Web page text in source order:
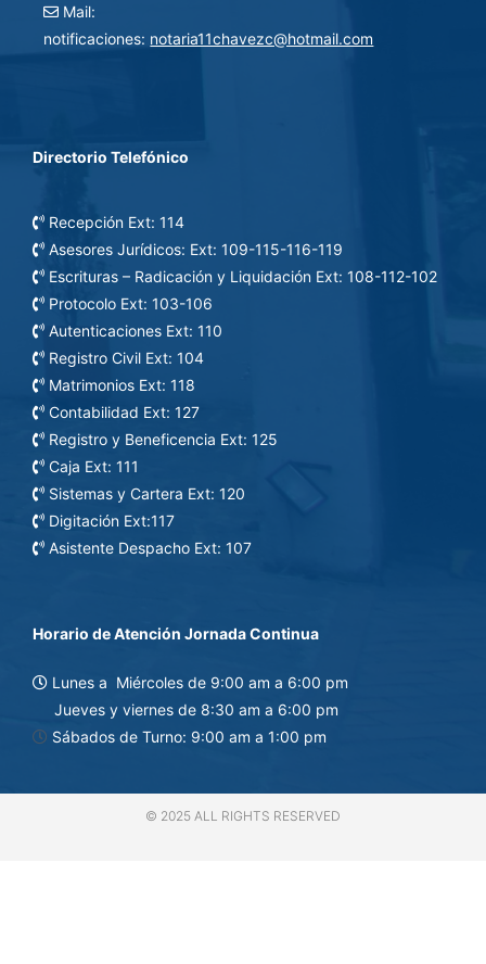
Mail:
notificaciones: notaria11chavezc@hotmail.com
Directorio Telefónico
Recepción Ext: 114
Asesores Jurídicos: Ext: 109-115-116-119
Escrituras – Radicación y Liquidación Ext: 108-112-102
Protocolo Ext: 103-106
Autenticaciones Ext: 110
Registro Civil Ext: 104
Matrimonios Ext: 118
Contabilidad Ext: 127
Registro y Beneficencia Ext: 125
Caja Ext: 111
Sistemas y Cartera Ext: 120
Digitación Ext:117
Asistente Despacho Ext: 107
Horario de Atención Jornada Continua
Lunes a Miércoles de 9:00 am a 6:00 pm
Jueves y viernes de 8:30 am a 6:00 pm
Sábados de Turno: 9:00 am a 1:00 pm
© 2025 ALL RIGHTS RESERVED